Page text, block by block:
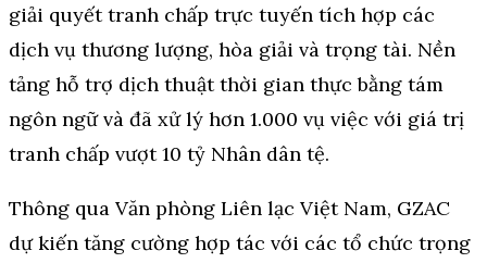
giải quyết tranh chấp trực tuyến tích hợp các
dịch vụ thương lượng, hòa giải và trọng tài. Nền
tảng hỗ trợ dịch thuật thời gian thực bằng tám
ngôn ngữ và đã xử lý hơn 1.000 vụ việc với giá trị
tranh chấp vượt 10 tỷ Nhân dân tệ.
Thông qua Văn phòng Liên lạc Việt Nam, GZAC
dự kiến tăng cường hợp tác với các tổ chức trọng